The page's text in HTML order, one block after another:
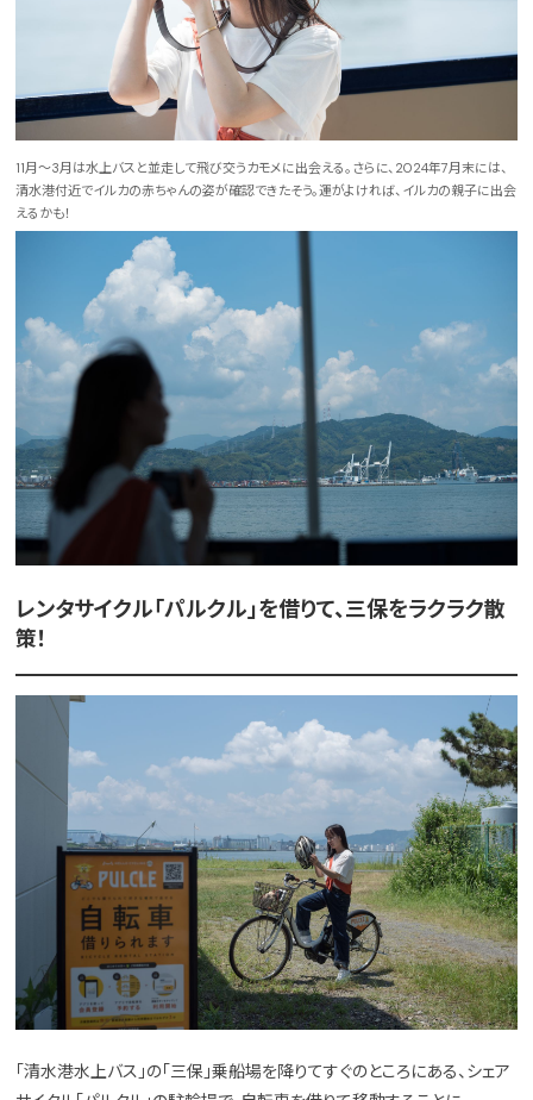
11月～3月は水上バスと並走して飛び交うカモメに出会える。さらに、2024年7月末には、
清水港付近でイルカの赤ちゃんの姿が確認できたそう。運がよければ、イルカの親子に出会
えるかも！
レンタサイクル「パルクル」を借りて、三保をラクラク散
策！
「清水港水上バス」の「三保」乗船場を降りてすぐのところにある、シェア